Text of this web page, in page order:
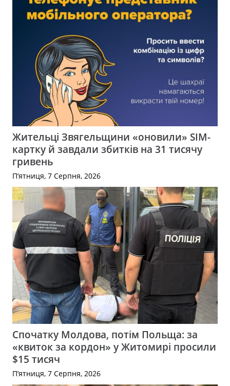
Жительці Звягельщини «оновили» SIM-
картку й завдали збитків на 31 тисячу
гривень
П’ятниця, 7 Серпня, 2026
Спочатку Молдова, потім Польща: за
«квиток за кордон» у Житомирі просили
$15 тисяч
П’ятниця, 7 Серпня, 2026